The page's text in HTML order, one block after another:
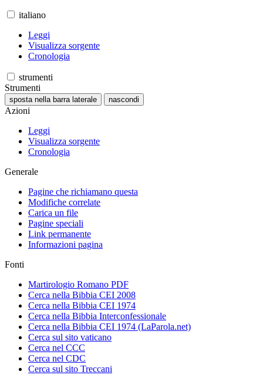
italiano
Leggi
Visualizza sorgente
Cronologia
strumenti
Strumenti
sposta nella barra laterale nascondi
Azioni
Leggi
Visualizza sorgente
Cronologia
Generale
Pagine che richiamano questa
Modifiche correlate
Carica un file
Pagine speciali
Link permanente
Informazioni pagina
Fonti
Martirologio Romano PDF
Cerca nella Bibbia CEI 2008
Cerca nella Bibbia CEI 1974
Cerca nella Bibbia Interconfessionale
Cerca nella Bibbia CEI 1974 (LaParola.net)
Cerca sul sito vaticano
Cerca nel CCC
Cerca nel CDC
Cerca sul sito Treccani